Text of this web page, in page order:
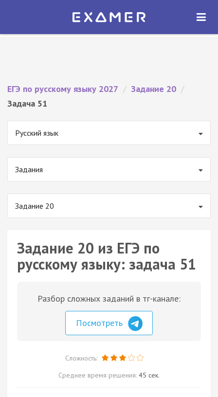
Экзамер — ЕГЭ 2027
ОТКРЫТЬ
ЕГЭ по русскому языку 2027 / Задание 20 /
Задача 51
Русский язык
Задания
Задание 20
Задание 20 из ЕГЭ по
русскому языку: задача 51
Разбор сложных заданий в тг-канале:
Посмотреть
Сложность:
Среднее время решения: 45 сек.